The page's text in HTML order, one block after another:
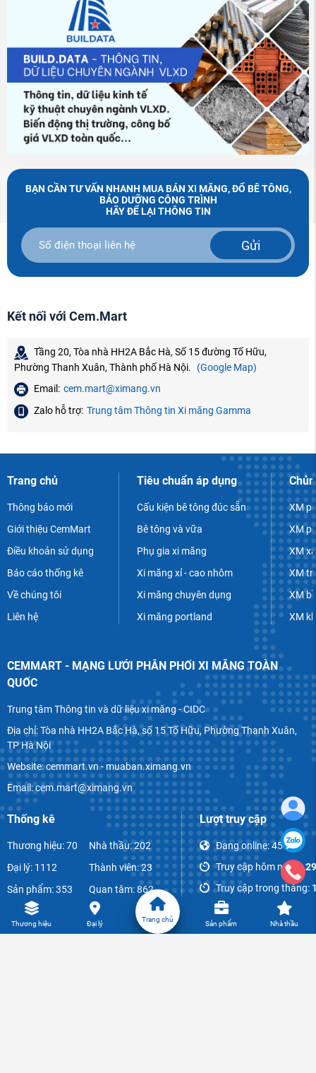
BẠN CẦN TƯ VẤN NHANH MUA BÁN XI MĂNG, ĐỔ BÊ TÔNG,
BẢO DƯỠNG CÔNG TRÌNH
HÃY ĐỂ LẠI THÔNG TIN
Gửi
Kết nối với Cem.Mart
Tầng 20, Tòa nhà HH2A Bắc Hà, Số 15 đường Tố Hữu,
Phường Thanh Xuân, Thành phố Hà Nội.
(Google Map)
Email: cem.mart@ximang.vn
Zalo hỗ trợ: Trung tâm Thông tin Xi măng Gamma
Trang chủ
Thông báo mới
Giới thiệu CemMart
Điều khoản sử dụng
Báo cáo thống kê
Về chúng tôi
Liên hệ
Tiêu chuẩn áp dụng
Cấu kiện bê tông đúc sẵn
Bê tông và vữa
Phụ gia xi măng
Xi măng xỉ - cao nhôm
Xi măng chuyên dụng
Xi măng portland
XM
XM
XM
XM
XM
XM
CEMMART - MẠNG LƯỚI PHÂN PHỐI XI MĂNG TOÀN
QUỐC
Trung tâm Thông tin và dữ liệu xi măng - CIDC
Địa chỉ: Tòa nhà HH2A Bắc Hà, số 15 Tố Hữu, Phường Thanh Xuân,
TP Hà Nội
Website: cemmart.vn - muaban.ximang.vn
Email: cem.mart@ximang.vn
Thống kê
Thương hiệu: 70
Đại lý: 1112
Sản phẩm: 353
Bài viết: 1070
Nhà thầu: 202
Thành viên: 23
Quan tâm: 862
Bình luận: 52
Lượt truy cập
Đang online:45
Truy cập hôm nay:
Truy cập trong tháng:
Tổng lượt truy cập:
Thương hiệu Đại lý
Trang chủ
Sản phẩm Nhà thầu